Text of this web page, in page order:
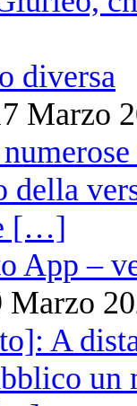
diversa
Marzo
App –